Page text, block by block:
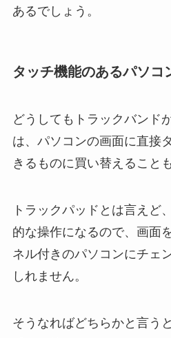
あるでしょう。
タッチ機能のあるパソコ
どうしてもトラックバンド
は、パソコンの画面に直接
きるものに買い替えること
トラックパッドとは言えど
的な操作になるので、画面
ネル付きのパソコンにチェ
しれません。
そうなればどちらかと言う